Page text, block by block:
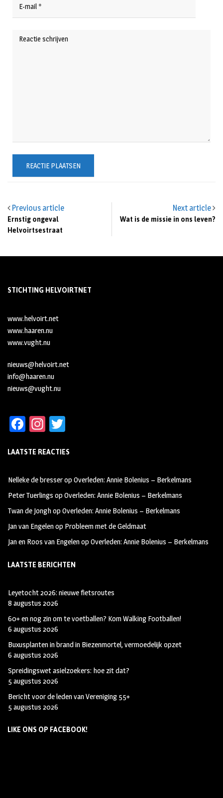
Previous article
Ernstig ongeval
Helvoirtsestraat
Next article
Wat is de missie in ons leven?
STICHTING HELVOIRTNET
www.helvoirt.net
www.haaren.nu
www.vught.nu
nieuws@helvoirt.net
info@haaren.nu
nieuws@vught.nu
Fa
b
oo
k
In
ag
m
tt
LAATSTE REACTIES
Nelleke de bresseropOverleden: Annie Bolenius – Berkelmans
Peter Tuerlings opOverleden: Annie Bolenius – Berkelmans
Twan de JonghopOverleden: Annie Bolenius – Berkelmans
Jan van Engelenop Probleem met de Geldmaat
Jan en Roos van EngelenopOverleden: Annie Bolenius – Berkelmans
LAATSTE BERICHTEN
Leyetocht 2026: nieuwe fietsroutes
8 augustus 2026
60+ en nog zin om te voetballen? Kom Walking Footballen!
6 augustus 2026
Buxusplanten in brand in Biezenmortel, vermoedelijk opzet
6 augustus 2026
Spreidingswet asielzoekers: hoe zit dat?
5 augustus 2026
Bericht voor de leden van Vereniging 55+
5 augustus 2026
LIKE ONS OP FACEBOOK!